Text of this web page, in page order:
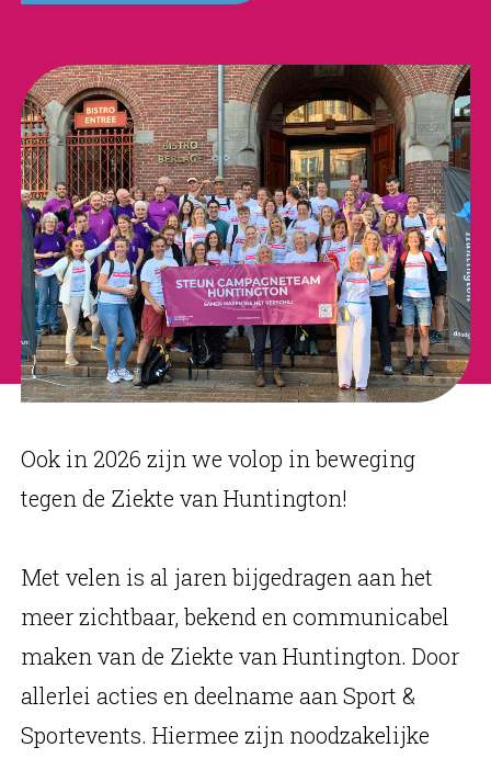
Ook in 2026 zijn we volop in beweging
tegen de Ziekte van Huntington!
Met velen is al jaren bijgedragen aan het
meer zichtbaar, bekend en communicabel
maken van de Ziekte van Huntington. Door
allerlei acties en deelname aan Sport &
Sportevents. Hiermee zijn noodzakelijke